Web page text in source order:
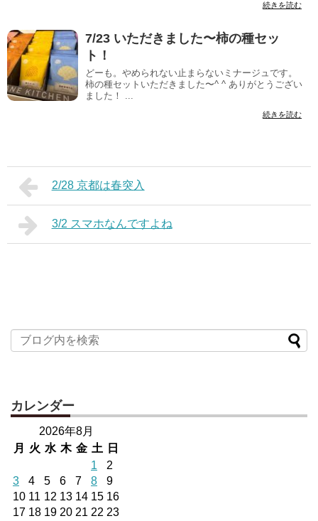
続きを読む
7/23 いただきました〜柿の種セッ
ト！
どーも。やめられない止まらないミナージュです。
柿の種セットいただきました〜^ ^ ありがとうござい
ました！ ...
続きを読む
2/28 京都は春突入
3/2 スマホなんですよね
カレンダー
2026年8月
月
火 水 木 金 土 日
1
2
3
4 5 6 7 8
9
10 11 12 13 14 15 16
17 18 19 20 21 22 23